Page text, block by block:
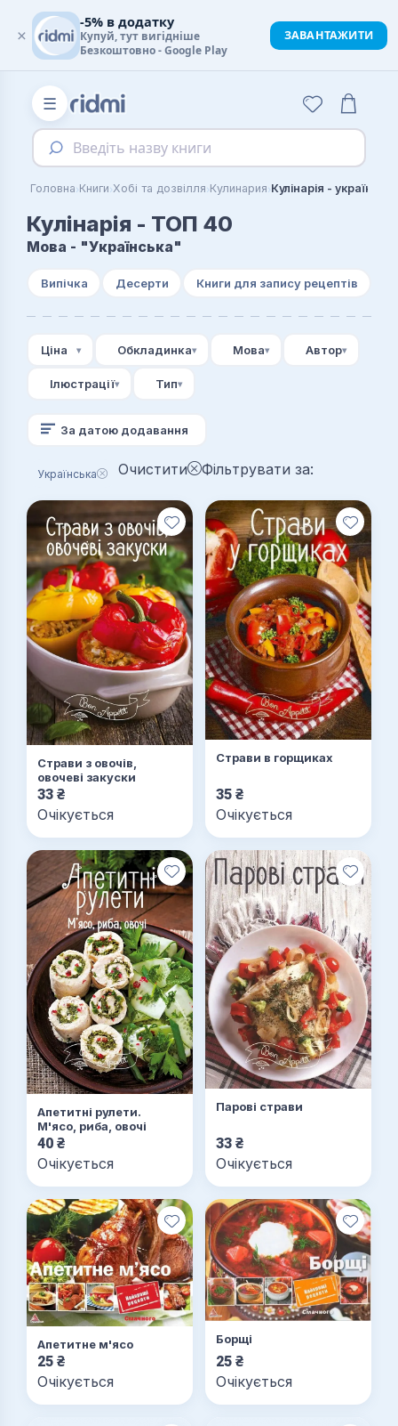
☰
Введіть назву книги
Головна›Книги›Хобі та дозвілля›Кулинария›Кулінарія -
Кулінарія - ТОП 40
Мова - "Українська"
Випічка Десерти Книги для запису рецептів
Ціна Обкладинка Мова Автор
Ілюстрації Тип
За датою додавання
Українська Очистити Фільтрувати за:
Страви з овочів,
овочеві закуски
33 ₴
Очікується
Страви в горщиках
35 ₴
Очікується
Апетитні рулети.
М'ясо, риба, овочі
40 ₴
Очікується
Парові страви
33 ₴
Очікується
Апетитне м'ясо
25 ₴
Очікується
Борщі
25 ₴
Очікується
×
-5% в додатку
Купуй, тут вигідніше
Безкоштовно - Google Play
ЗАВАНТАЖИТИ